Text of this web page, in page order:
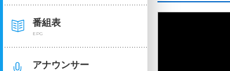
番組表
EPG
アナウンサー